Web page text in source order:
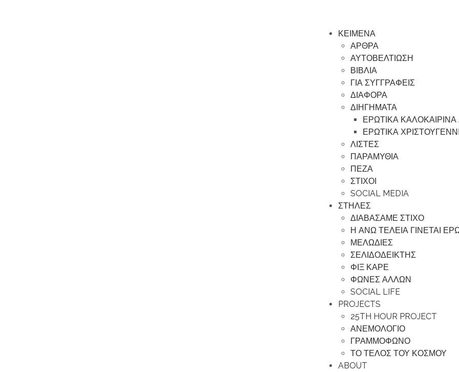
ΚΕΙΜΕΝΑ
ΑΡΘΡΑ
ΑΥΤΟΒΕΛΤΙΩΣΗ
ΒΙΒΛΙΑ
ΓΙΑ ΣΥΓΓΡΑΦΕΙΣ
ΔΙΑΦΟΡΑ
ΔΙΗΓΗΜΑΤΑ
ΕΡΩΤΙΚΑ
ΕΡΩΤΙΚΑ
ΛΙΣΤΕΣ
ΠΑΡΑΜΥΘΙΑ
ΠΕΖΑ
ΣΤΙΧΟΙ
SOCIAL MEDIA
ΣΤΗΛΕΣ
ΔΙΑΒΑΣΑΜΕ ΣΤΙΧΟ
Η ΑΝΩ ΤΕΛΕΙΑ ΓΙΝΕΤΑΙ
ΜΕΛΩΔΙΕΣ
ΣΕΛΙΔΟΔΕΙΚΤΗΣ
ΦΙΞ ΚΑΡΕ
ΦΩΝΕΣ ΑΛΛΩΝ
SOCIAL LIFE
PROJECTS
25TH HOUR PROJECT
ΑΝΕΜΟΛΟΓΙΟ
ΓΡΑΜΜΟΦΩΝΟ
ΤΟ ΤΕΛΟΣ ΤΟΥ ΚΟΣΜΟΥ
ABOUT